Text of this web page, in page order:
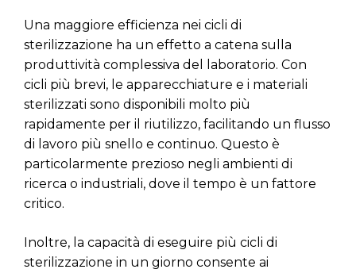
Una maggiore efficienza nei cicli di
sterilizzazione ha un effetto a catena sulla
produttività complessiva del laboratorio. Con
cicli più brevi, le apparecchiature e i materiali
sterilizzati sono disponibili molto più
rapidamente per il riutilizzo, facilitando un flusso
di lavoro più snello e continuo. Questo è
particolarmente prezioso negli ambienti di
ricerca o industriali, dove il tempo è un fattore
critico.
Inoltre, la capacità di eseguire più cicli di
sterilizzazione in un giorno consente ai